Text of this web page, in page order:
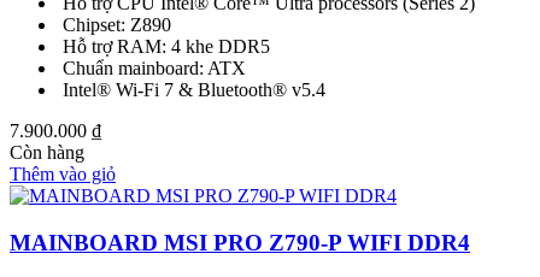
Chipset: Z890
Hỗ trợ RAM: 4 khe DDR5
Chuẩn mainboard: ATX
Intel® Wi-Fi 7 & Bluetooth® v5.4
7.900.000 ₫
Còn hàng
Thêm vào giỏ
MAINBOARD MSI PRO Z790-P WIFI DDR4